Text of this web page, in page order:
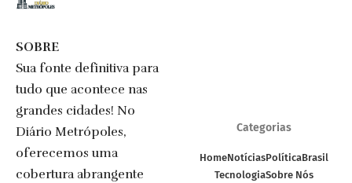
SOBRE
Sua fonte definitiva para
tudo que acontece nas
grandes cidades! No
Diário Metrópoles,
oferecemos uma
cobertura abrangente
Categorias
HomeNotíciasPolíticaBrasil
TecnologiaSobre Nós